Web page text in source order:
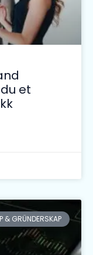
et
& GRÜNDERSKAP